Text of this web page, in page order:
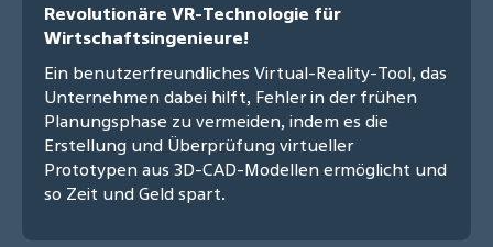
Revolutionäre VR-Technologie für
Wirtschaftsingenieure!
Ein benutzerfreundliches Virtual-Reality-Tool, das
Unternehmen dabei hilft, Fehler in der frühen
Planungsphase zu vermeiden, indem es die
Erstellung und Überprüfung virtueller
Prototypen aus 3D-CAD-Modellen ermöglicht und
so Zeit und Geld spart.